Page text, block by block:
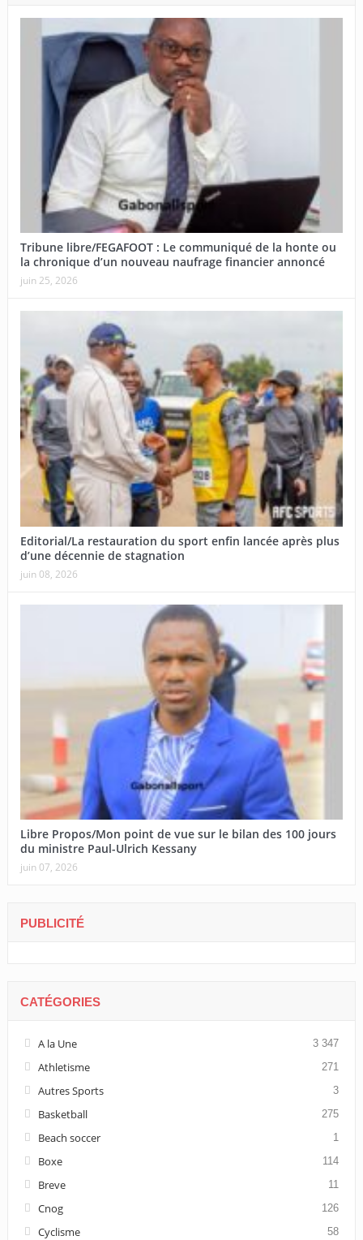
Tribune libre/FEGAFOOT : Le communiqué de la honte ou
la chronique d’un nouveau naufrage financier annoncé
juin 25, 2026
Editorial/La restauration du sport enfin lancée après plus
d’une décennie de stagnation
juin 08, 2026
Libre Propos/Mon point de vue sur le bilan des 100 jours
du ministre Paul-Ulrich Kessany
juin 07, 2026
PUBLICITÉ
CATÉGORIES
A la Une 3 347
Athletisme 271
Autres Sports 3
Basketball 275
Beach soccer 1
Boxe 114
Breve 11
Cnog 126
Cyclisme 58